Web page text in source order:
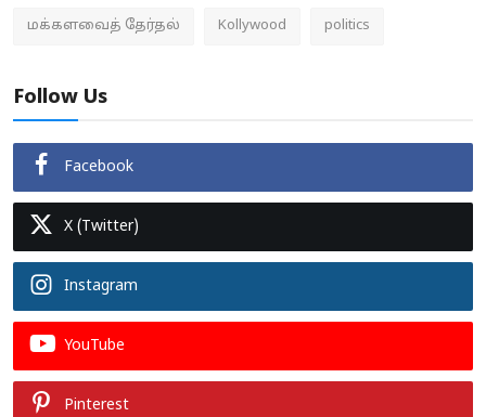
மக்களவைத் தேர்தல் Kollywood politics
Follow Us
Facebook
X (Twitter)
Instagram
YouTube
Pinterest